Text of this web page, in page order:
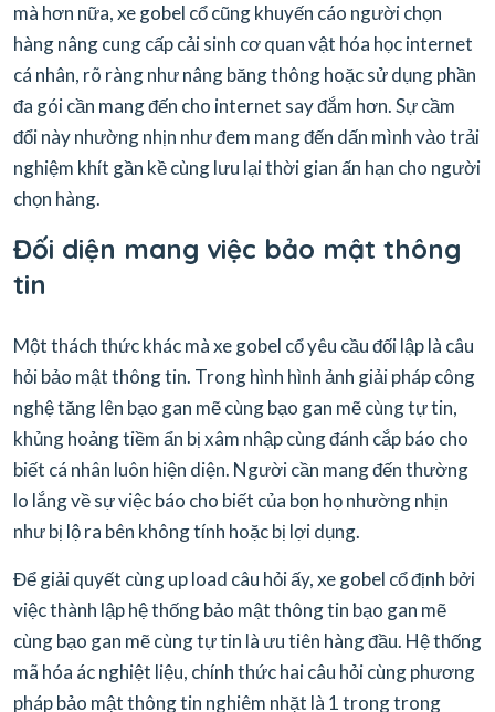
mà hơn nữa, xe gobel cổ cũng khuyến cáo người chọn
hàng nâng cung cấp cải sinh cơ quan vật hóa học internet
cá nhân, rõ ràng như nâng băng thông hoặc sử dụng phần
đa gói cần mang đến cho internet say đắm hơn. Sự cầm
đổi này nhường nhịn như đem mang đến dấn mình vào trải
nghiệm khít gần kề cùng lưu lại thời gian ấn hạn cho người
chọn hàng.
Đối diện mang việc bảo mật thông
tin
Một thách thức khác mà xe gobel cổ yêu cầu đối lập là câu
hỏi bảo mật thông tin. Trong hình hình ảnh giải pháp công
nghệ tăng lên bạo gan mẽ cùng bạo gan mẽ cùng tự tin,
khủng hoảng tiềm ẩn bị xâm nhập cùng đánh cắp báo cho
biết cá nhân luôn hiện diện. Người cần mang đến thường
lo lắng về sự việc báo cho biết của bọn họ nhường nhịn
như bị lộ ra bên không tính hoặc bị lợi dụng.
Để giải quyết cùng up load câu hỏi ấy, xe gobel cổ định bởi
việc thành lập hệ thống bảo mật thông tin bạo gan mẽ
cùng bạo gan mẽ cùng tự tin là ưu tiên hàng đầu. Hệ thống
mã hóa ác nghiệt liệu, chính thức hai câu hỏi cùng phương
pháp bảo mật thông tin nghiêm nhặt là 1 trong trong